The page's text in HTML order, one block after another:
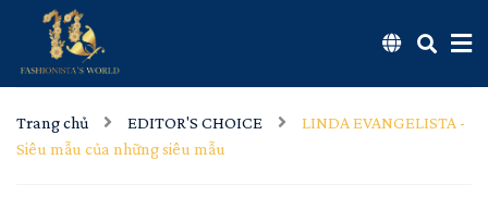
Trang chủ EDITOR'S CHOICE
LINDA EVANGELISTA -
Siêu mẫu của những siêu mẫu